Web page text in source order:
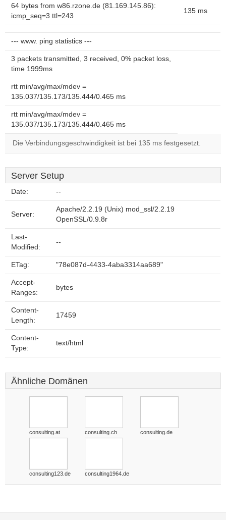
64 bytes from w86.rzone.de (81.169.145.86):
icmp_seq=3 ttl=243
135 ms
--- www. ping statistics ---
3 packets transmitted, 3 received, 0% packet loss,
time 1999ms
rtt min/avg/max/mdev =
135.037/135.173/135.444/0.465 ms
rtt min/avg/max/mdev =
135.037/135.173/135.444/0.465 ms
Die Verbindungsgeschwindigkeit ist bei 135 ms festgesetzt.
Server Setup
Date: --
Server:
Apache/2.2.19 (Unix) mod_ssl/2.2.19
OpenSSL/0.9.8r
Last-
Modified:
--
ETag: "78e087d-4433-4aba3314aa689"
Accept-
Ranges:
bytes
Content-
Length:
17459
Content-
Type:
text/html
Ähnliche Domänen
consulting.at consulting.ch consulting.de
consulting123.de consulting1964.de